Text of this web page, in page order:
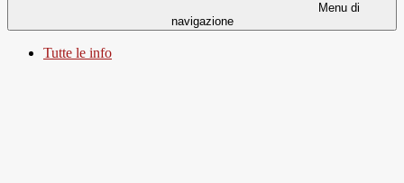
Menu di
navigazione
Tutte le info